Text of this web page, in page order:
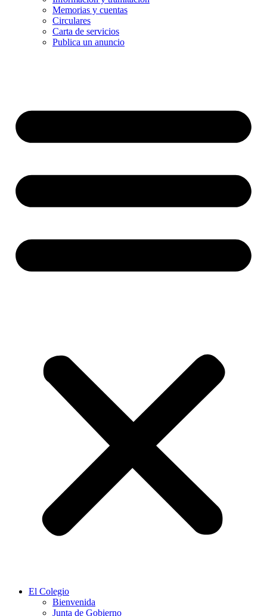
Memorias y cuentas
Circulares
Carta de servicios
Publica un anuncio
El Colegio
Bienvenida
Junta de Gobierno